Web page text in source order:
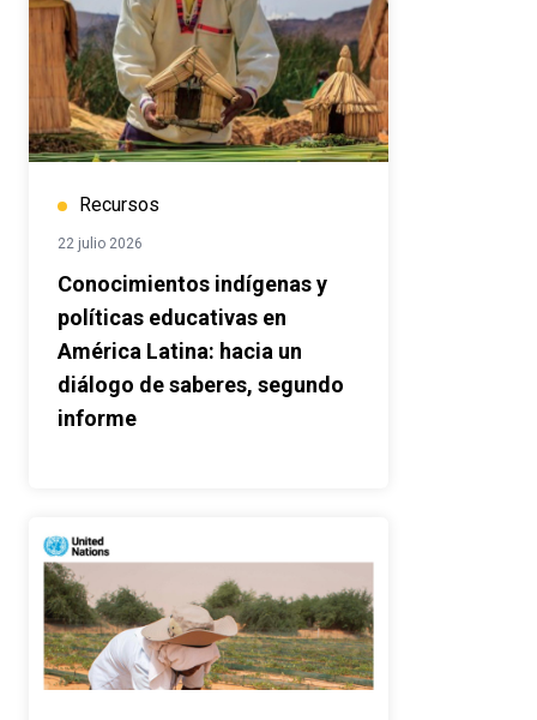
Recursos
22 julio 2026
Conocimientos indígenas y
políticas educativas en
América Latina: hacia un
diálogo de saberes, segundo
informe